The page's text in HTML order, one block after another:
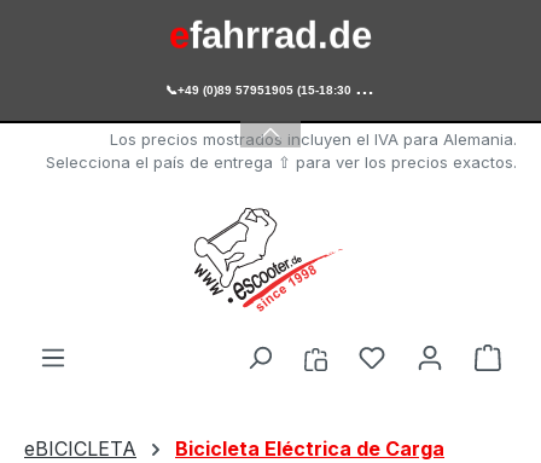
Saltar al contenido principal
escooter.de
efahrrad.de

+49 (0)89 57951905 (15-18:30 Uhr)
Los precios mostrados incluyen el IVA para Alemania.
Selecciona el país de entrega ⇧ para ver los precios exactos.
Tienes 0 El
eBICICLETA Bicicleta Eléctrica de Carga